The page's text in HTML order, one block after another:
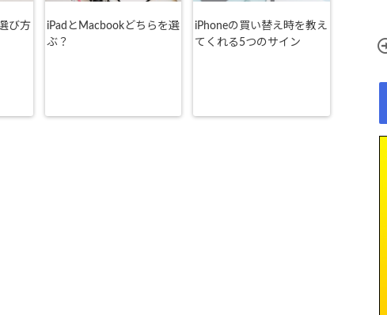
び方
iPadとMacbookどちらを選
ぶ？
iPhoneの買い替え時を教え
てくれる5つのサイン